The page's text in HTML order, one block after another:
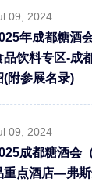
09, 2024
年成都糖酒
品饮料专区-成
(附参展名录)
09, 2024
成都糖酒会
重点酒店—弗斯